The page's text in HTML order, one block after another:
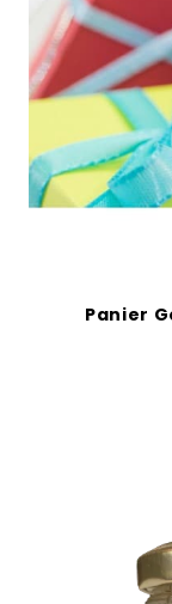
Panier